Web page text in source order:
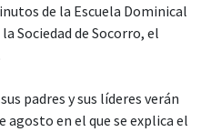
de la Escuela Dominical
Sociedad de Socorro, el
padres y sus líderes verán
agosto en el que se explica el